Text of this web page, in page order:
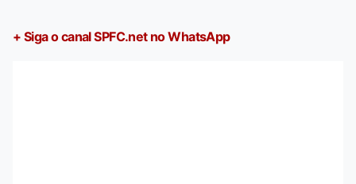
+ Siga o canal SPFC.net no WhatsApp